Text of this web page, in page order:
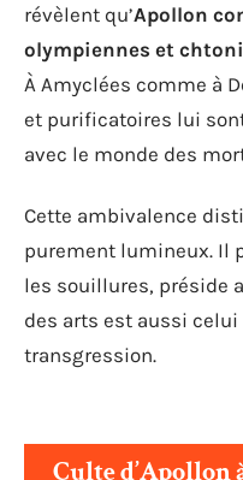
révèlent qu’Apollon
olympiennes et
À Amyclées comme à
et purificatoires lui
avec le monde des
Cette ambivalence
purement lumineux. Il
les souillures, préside
des arts est aussi
transgression.
Culte d’Apollon